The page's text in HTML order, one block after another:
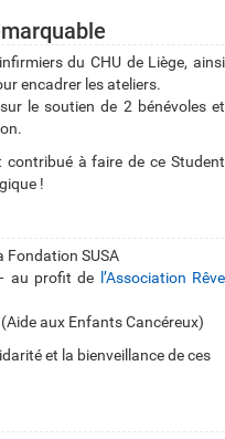
du CHU de Liège, ainsi
encadrer les ateliers.
le soutien de 2 bénévoles et
à faire de ce Student
!
Fondation SUSA
au profit de l’Association Rêve
aux Enfants Cancéreux)
et la bienveillance de ces